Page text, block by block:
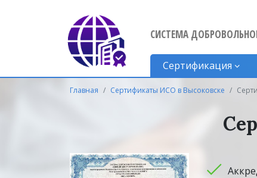
СИСТЕМА
Сертификация
Главная Сертификаты ИСО в Высоковске